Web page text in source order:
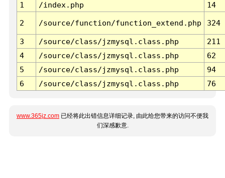
1
/index.php 14
2 /source/function/function_extend.php 324
3 /source/class/jzmysql.class.php
211
4
/source/class/jzmysql.class.php
62
5
/source/class/jzmysql.class.php
94
6
/source/class/jzmysql.class.php 76
www.365jz.com 已经将此出错信息详细记录, 由此给您带来的访问不便我
们深感歉意.